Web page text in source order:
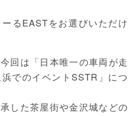
るEASTをお選びいただけ
回は「日本唯一の車両が走
でのイベントSSTR」につ
した茶屋街や金沢城などの